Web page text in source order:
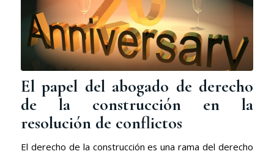
El papel del abogado de derecho
de la construcción en la
resolución de conflictos
El derecho de la construcción es una rama del derecho